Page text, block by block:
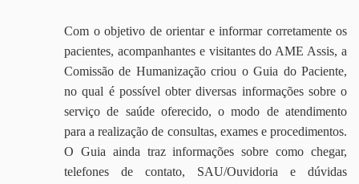
Com o objetivo de orientar e informar corretamente os
pacientes, acompanhantes e visitantes do AME Assis, a
Comissão de Humanização criou o Guia do Paciente,
no qual é possível obter diversas informações sobre o
serviço de saúde oferecido, o modo de atendimento
para a realização de consultas, exames e procedimentos.
O Guia ainda traz informações sobre como chegar,
telefones de contato, SAU/Ouvidoria e dúvidas